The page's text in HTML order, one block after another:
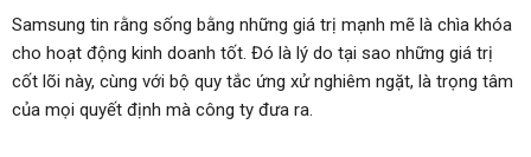
Samsung tin rằng sống bằng những giá trị mạnh mẽ là chìa khóa
cho hoạt động kinh doanh tốt. Đó là lý do tại sao những giá trị
cốt lõi này, cùng với bộ quy tắc ứng xử nghiêm ngặt, là trọng tâm
của mọi quyết định mà công ty đưa ra.